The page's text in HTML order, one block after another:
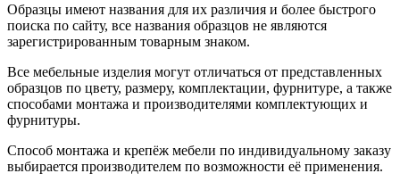
Образцы имеют названия для их различия и более быстрого
поиска по сайту, все названия образцов не являются
зарегистрированным товарным знаком.
Все мебельные изделия могут отличаться от представленных
образцов по цвету, размеру, комплектации, фурнитуре, а также
способами монтажа и производителями комплектующих и
фурнитуры.
Способ монтажа и крепёж мебели по индивидуальному заказу
выбирается производителем по возможности её применения.